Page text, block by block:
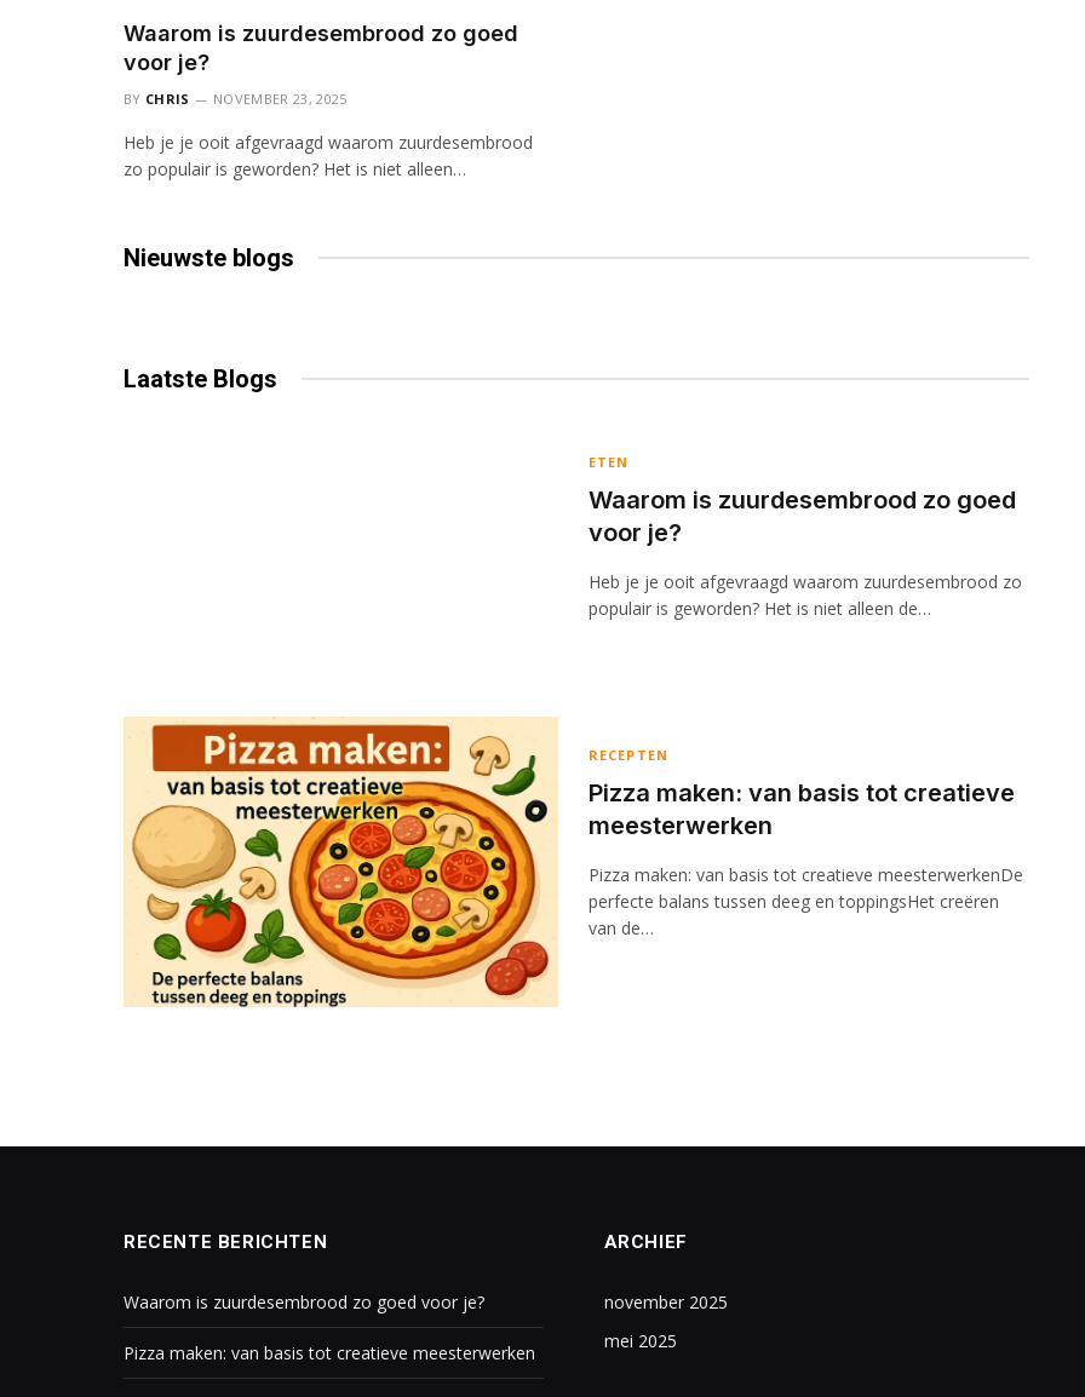
Waarom is zuurdesembrood zo goed
voor je?
BY CHRIS NOVEMBER 23, 2025
Heb je je ooit afgevraagd waarom zuurdesembrood
zo populair is geworden? Het is niet alleen…
Nieuwste blogs
Laatste Blogs
ETEN
Waarom is zuurdesembrood zo goed
voor je?
Heb je je ooit afgevraagd waarom zuurdesembrood zo
populair is geworden? Het is niet alleen de…
RECEPTEN
Pizza maken: van basis tot creatieve
meesterwerken
Pizza maken: van basis tot creatieve meesterwerkenDe
perfecte balans tussen deeg en toppingsHet creëren
van de…
RECENTE BERICHTEN
Waarom is zuurdesembrood zo goed voor je?
Pizza maken: van basis tot creatieve meesterwerken
ARCHIEF
november 2025
mei 2025